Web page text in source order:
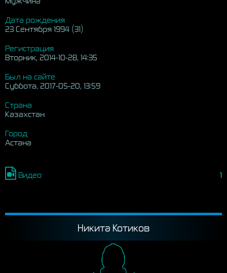
Дата рождения
23 Сентября 1994 (31)
Регистрация
Вторник, 2014-10-28, 14:35
Был на сайте
Суббота, 2017-05-20, 13:59
Страна
Казахстан
Город
Астана
Видео 1
Никита Котиков